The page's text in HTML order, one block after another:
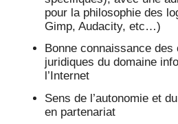
pour la philosophie des
Gimp, Audacity, etc…)
Bonne connaissance des
juridiques du domaine
l’Internet
Sens de l’autonomie et
en partenariat